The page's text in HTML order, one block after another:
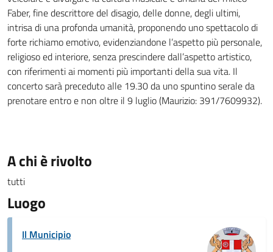
Faber, fine descrittore del disagio, delle donne, degli ultimi,
intrisa di una profonda umanità, proponendo uno spettacolo di
forte richiamo emotivo, evidenziandone l’aspetto più personale,
religioso ed interiore, senza prescindere dall’aspetto artistico,
con riferimenti ai momenti più importanti della sua vita. Il
concerto sarà preceduto alle 19.30 da uno spuntino serale da
prenotare entro e non oltre il 9­ luglio (Maurizio: 391/7609932).
A chi è rivolto
tutti
Luogo
Il Municipio